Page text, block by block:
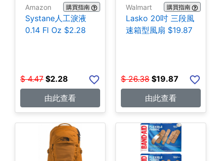
Amazon 購買指南
Systane人工淚液
0.14 Fl Oz $2.28
$ 4.47 $2.28
由此查看
Walmart 購買指南
Lasko 20吋 三段風
速箱型風扇 $19.87
$ 26.38 $19.87
由此查看